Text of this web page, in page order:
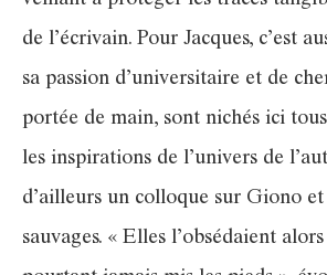
de l’écrivain. Pour Jacques, c’est
sa passion d’universitaire et de
portée de main, sont nichés ici
les inspirations de l’univers de
d’ailleurs un colloque sur Giono et
sauvages. « Elles l’obsédaient